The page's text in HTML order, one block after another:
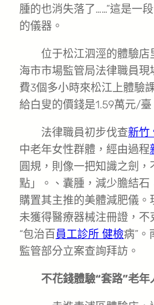
腫的也消失落了……”這是一
的儀器。
位于松江泗涇的體驗
海市市場監管局法律職員
費3個多小時來松江上體驗
給白叟的價錢是1.59萬元/
法律職員初步伐查新竹
中老年女性群體，經由過程
圓規，則像一把知識之劍
點」。、囊腫，減少膽結
購置其主推的美體減肥儀
未獲得醫療器械注冊證，不
“包治百員工診所 健檢病”
監管部分立案查詢拜訪。
不花錢體驗“套路”老年